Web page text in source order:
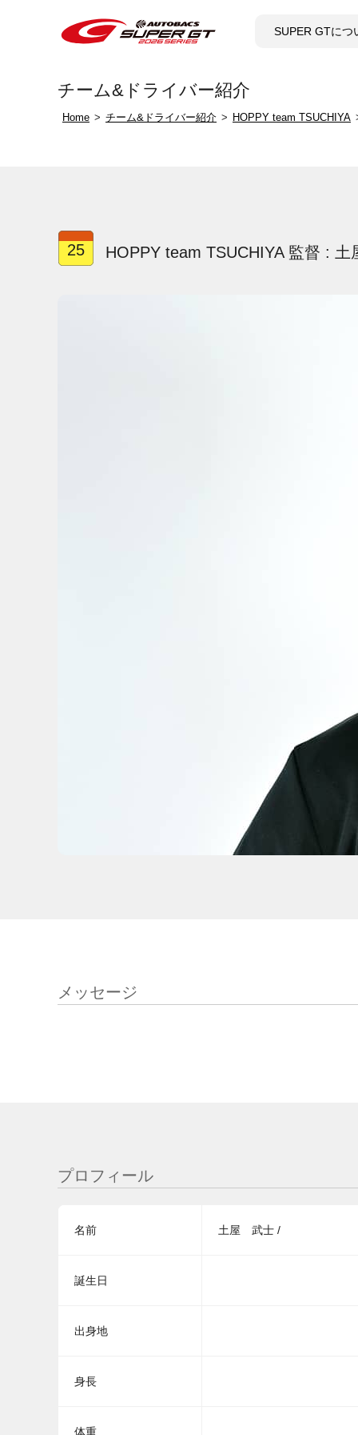
SUPER GTにつ
チーム&ドライバー紹介
Home チーム&ドライバー紹介 HOPPY team TSUCHIYA
25 HOPPY team TSUCHIYA 監督 :
メッセージ
プロフィール
名前 土屋 武士 /
誕生日
出身地
身長
体重